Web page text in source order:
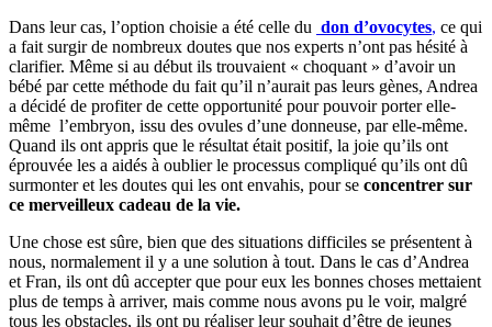
Dans leur cas, l’option choisie a été celle du don d’ovocytes, ce qui
a fait surgir de nombreux doutes que nos experts n’ont pas hésité à
clarifier. Même si au début ils trouvaient « choquant » d’avoir un
bébé par cette méthode du fait qu’il n’aurait pas leurs gènes, Andrea
a décidé de profiter de cette opportunité pour pouvoir porter elle-
même l’embryon, issu des ovules d’une donneuse, par elle-même.
Quand ils ont appris que le résultat était positif, la joie qu’ils ont
éprouvée les a aidés à oublier le processus compliqué qu’ils ont dû
surmonter et les doutes qui les ont envahis, pour se concentrer sur
ce merveilleux cadeau de la vie.
Une chose est sûre, bien que des situations difficiles se présentent à
nous, normalement il y a une solution à tout. Dans le cas d’Andrea
et Fran, ils ont dû accepter que pour eux les bonnes choses mettaient
plus de temps à arriver, mais comme nous avons pu le voir, malgré
tous les obstacles, ils ont pu réaliser leur souhait d’être de jeunes